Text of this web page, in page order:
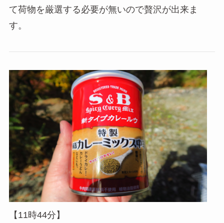
て荷物を厳選する必要が無いので贅沢が出来ま
す。
【11時44分】